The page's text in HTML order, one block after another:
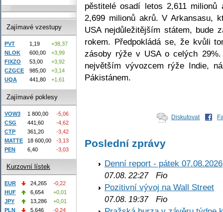
pěstitelé osadí letos 2,611
2,699 milionů akrů. V Arkansasu,
USA nejdůležitějším státem, bude
rokem. Předpokládá se, že kvůli
zásoby rýže v USA o celých
největším vývozcem rýže Indie,
Pákistánem.
Diskutovat
Poslední zprávy
Denní report - pátek 07.08.2026
07.08. 22:27Fio
Pozitivní vývoj na Wall Street
07.08. 19:37Fio
Zajímavé vzestupy
PVT 1,19
+38,37
NLOK
600,00
+3,99
FIXZO
53,00
+3,92
CZGCE
985,00
+3,14
UQA
441,80 +1,61
Zajímavé poklesy
VOW3 1 800,00
-5,06
CSG
441,60
-4,62
CTP
361,20
-3,42
MATTE
18 600,00
-3,13
PEN
6,40 -3,03
Kurzovní lístek
EUR 24,265
-0,22
HUF
6,654
+0,01
JPY
13,286
+0,01
PLN
5,646
-0,24